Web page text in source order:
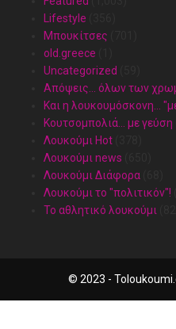
Lifestyle
Mπουκίτσες
old.greece
Uncategorized
Απόψεις… όλων των
Και η λουκουμόσκονη…
Κουτσομπολιά… με γεύση
Λουκούμι Hot
Λουκούμι news
Λουκούμι Διάφορα
Λουκούμι το "πολιτικόν"!
Το αθλητικό λουκούμι
© 2023 -